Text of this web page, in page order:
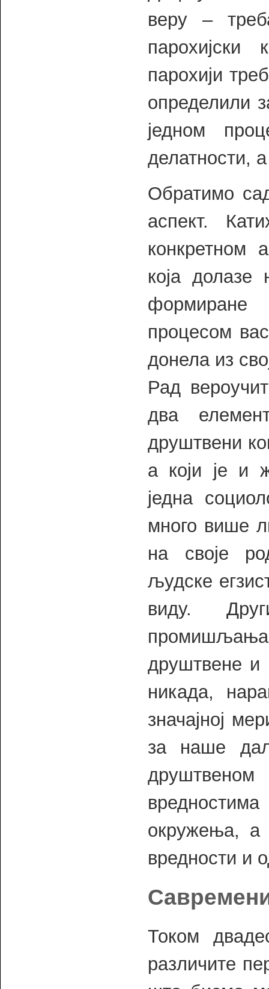
веру –
парохији
определили
једном
делатности,
Обратимо
аспект.
конкретном
која долазе
формиране
процесом
донела из
Рад
два
друштвени
а који је и
једна
много више
на своје
људске
виду.
промишљања
друштвене и
никада,
значајној
за наше
окружења, а
вредности и
Током
различите